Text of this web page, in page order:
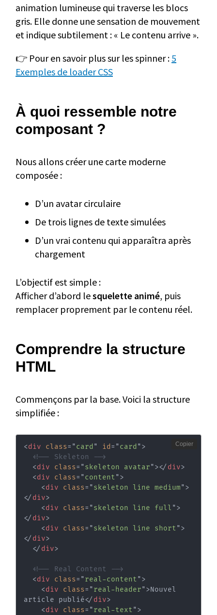
animation lumineuse qui traverse les blocs
gris. Elle donne une sensation de mouvement
et indique subtilement : « Le contenu arrive ».
👉 Pour en savoir plus sur les spinner : 5
Exemples de loader CSS
À quoi ressemble notre
composant ?
Nous allons créer une carte moderne
composée :
D’un avatar circulaire
De trois lignes de texte simulées
D’un vrai contenu qui apparaîtra après
chargement
L’objectif est simple :
Afficher d’abord lesquelette animé, puis
remplacer proprement par le contenu réel.
Comprendre la structure
HTML
Commençons par la base. Voici la structure
simplifiée :
<div class= "card " id = "card ">
<!-- Skeleton -->
<div class= "skeleton avatar"></ div>
<div class= "content">
<div class= "skeleton line medium">
</ div>
<div class= "skeleton line full ">
</ div>
<div class= "skeleton line short">
</ div>
</ div>
<!-- Real Content -->
<div class= "real-content">
<div class= "real-header">Nouvel
article publié</ div>
<div class= "real-text">
Copier